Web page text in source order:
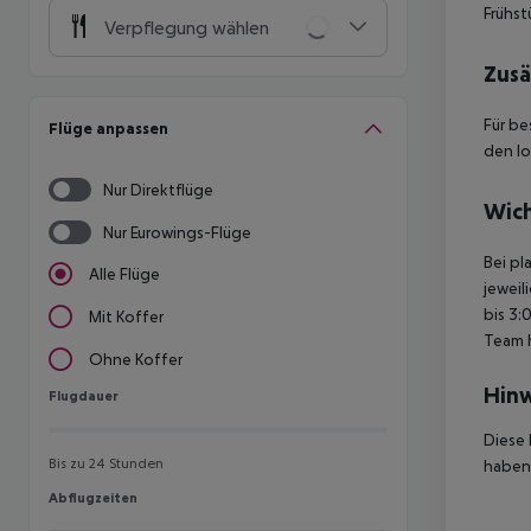
Verpflegung wählen
Flüge anpassen
Nur Direktflüge
Nur Eurowings-Flüge
Alle Flüge
Mit Koffer
Ohne Koffer
Flugdauer
Flugdauer
Bis zu 24 Stunden
Abflugzeiten
Abflugzeiten
Für
den
Bei
bis
Team
Diese